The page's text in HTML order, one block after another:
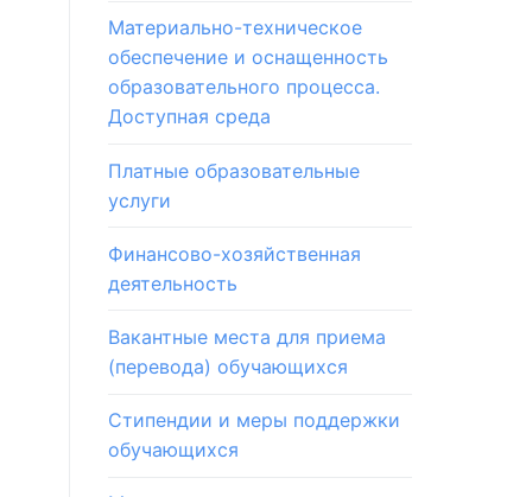
Материально-техническое
обеспечение и оснащенность
образовательного процесса.
Доступная среда
Платные образовательные
услуги
Финансово-хозяйственная
деятельность
Вакантные места для приема
(перевода) обучающихся
Стипендии и меры поддержки
обучающихся